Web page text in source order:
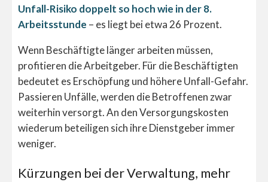
Unfall-Risiko doppelt so hoch wie in der 8.
Arbeitsstunde – es liegt bei etwa 26 Prozent.
Wenn Beschäftigte länger arbeiten müssen,
profitieren die Arbeitgeber. Für die Beschäftigten
bedeutet es Erschöpfung und höhere Unfall-Gefahr.
Passieren Unfälle, werden die Betroffenen zwar
weiterhin versorgt. An den Versorgungskosten
wiederum beteiligen sich ihre Dienstgeber immer
weniger.
Kürzungen bei der Verwaltung, mehr